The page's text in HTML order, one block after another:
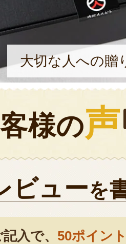
大切な人への贈
様の声
ビューを
入で、 50ポイン